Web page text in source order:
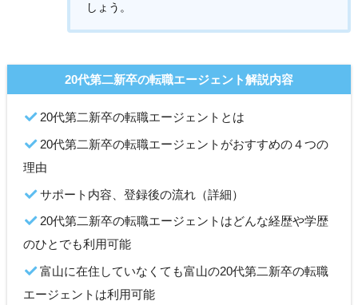
しょう。
20代第二新卒の転職エージェント解説内容
20代第二新卒の転職エージェントとは
20代第二新卒の転職エージェントがおすすめの４つの
理由
サポート内容、登録後の流れ（詳細）
20代第二新卒の転職エージェントはどんな経歴や学歴
のひとでも利用可能
富山に在住していなくても富山の20代第二新卒の転職
エージェントは利用可能